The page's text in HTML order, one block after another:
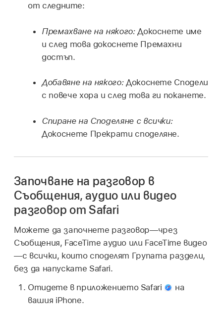
от следните:
Премахване на някого:Докоснете име
и след това докоснете Премахни
достъп.
Добавяне на някого:Докоснете Сподели
с повече хора и след това ги поканете.
Спиране на Споделяне с всички:
Докоснете Прекрати споделяне.
Започване на разговор в
Съобщения, аудио или видео
разговор от Safari
Можете да започнете разговор—чрез
Съобщения, FaceTime аудио или FaceTime видео
—с всички, които споделят Групата раздели,
без да напускате Safari.
Отидете в приложението Safari
на
вашия iPhone.